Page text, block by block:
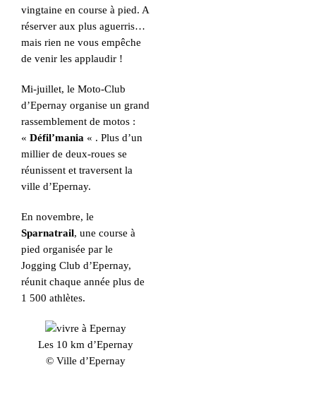
vingtaine en course à pied. A
réserver aux plus aguerris…
mais rien ne vous empêche
de venir les applaudir !
Mi-juillet, le Moto-Club
d’Epernay organise un grand
rassemblement de motos :
« Défil’mania « . Plus d’un
millier de deux-roues se
réunissent et traversent la
ville d’Epernay.
En novembre, le
Sparnatrail, une course à
pied organisée par le
Jogging Club d’Epernay,
réunit chaque année plus de
1 500 athlètes.
Les 10 km d’Epernay
© Ville d’Epernay